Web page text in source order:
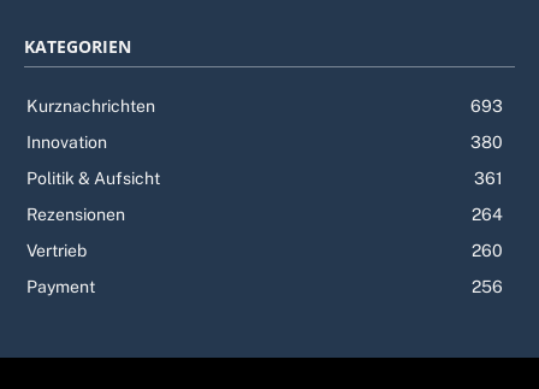
KATEGORIEN
Kurznachrichten
693
Innovation
380
Politik & Aufsicht
361
Rezensionen
264
Vertrieb
260
Payment
256